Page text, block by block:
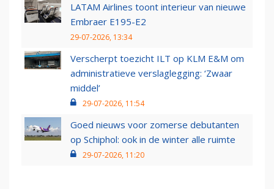
LATAM Airlines toont interieur van nieuwe
Embraer E195-E2
29-07-2026, 13:34
Verscherpt toezicht ILT op KLM E&M om
administratieve verslaglegging: ‘Zwaar
middel’
29-07-2026, 11:54
Goed nieuws voor zomerse debutanten
op Schiphol: ook in de winter alle ruimte
29-07-2026, 11:20